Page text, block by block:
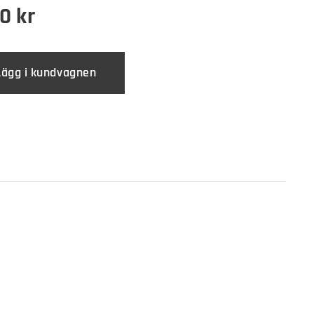
kr
i kundvagnen